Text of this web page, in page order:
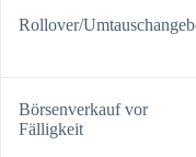
Rollover/
Börsenverkauf vor
Fälligkeit